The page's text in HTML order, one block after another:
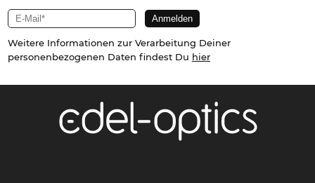
Weitere Informationen zur Verarbeitung Deiner
personenbezogenen Daten findest Du hier